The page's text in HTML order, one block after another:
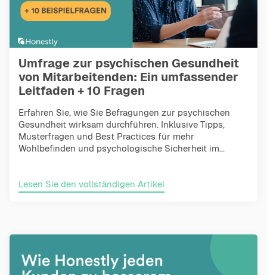
Umfrage zur psychischen Gesundheit
von Mitarbeitenden: Ein umfassender
Leitfaden + 10 Fragen
Erfahren Sie, wie Sie Befragungen zur psychischen
Gesundheit wirksam durchführen. Inklusive Tipps,
Musterfragen und Best Practices für mehr
Wohlbefinden und psychologische Sicherheit im...
Lesen Sie den vollständigen Artikel